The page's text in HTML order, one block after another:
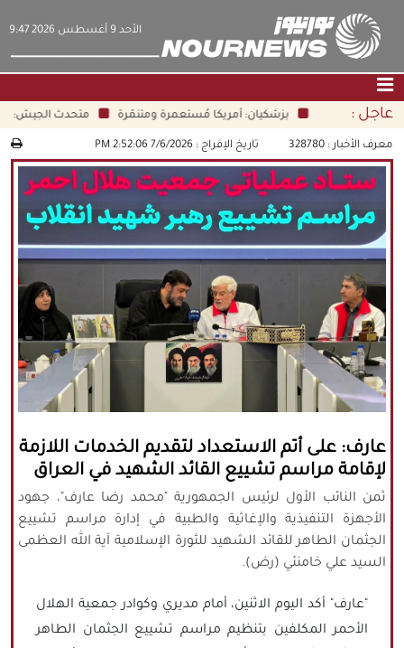
‫‫الأحد‬‬ 9 أغسطس 2026 9:47
الصفحة الرئيسية |التواصل معنا|من نحن
عناوين الأخبار
الثقافة والمجتمع
اقتصاد
الوسائط المتعددة
| فارسي English
|العربيه|
|עברית|
русский|中文
|
كافة الحقوق محفوظة لموقع نورنيوز
يُرجى ذكر المصدر عند نقل أي موضوع عن
موقعنا
عاجل : متحدث الجيش: بزشكيان: أمريكا مُستعمرة ومتنمّرة
معرف الأخبار : 328780 تاريخ الإفراج :7/6/2026 2:52:06 PM
عارف: على أتم الاستعداد لتقديم الخدمات اللازمة
لإقامة مراسم تشييع القائد الشهيد في العراق
ثمن النائب الأول لرئيس الجمهورية "محمد رضا عارف"، جهود
الأجهزة التنفيذية والإغاثية والطبية في إدارة مراسم تشييع
الجثمان الطاهر للقائد الشهيد للثورة الإسلامية آية الله العظمى
السيد علي خامنئي (رض).
"عارف" أكد اليوم الاثنين، أمام مديري وكوادر جمعية الهلال
الأحمر المكلفين بتنظيم مراسم تشييع الجثمان الطاهر